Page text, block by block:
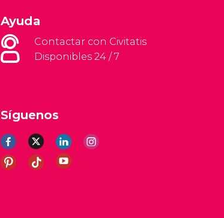
Ayuda
Contactar con Civitatis
Disponibles 24 / 7
Síguenos